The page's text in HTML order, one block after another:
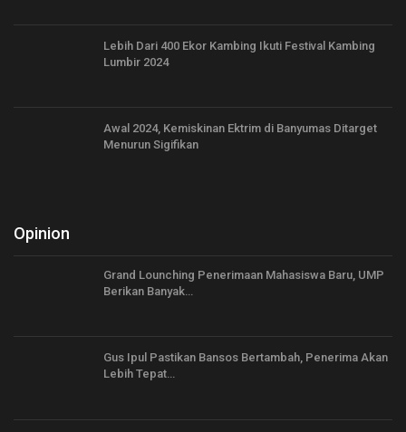
Lebih Dari 400 Ekor Kambing Ikuti Festival Kambing
Lumbir 2024
Awal 2024, Kemiskinan Ektrim di Banyumas Ditarget
Menurun Sigifikan
Opinion
Grand Lounching Penerimaan Mahasiswa Baru, UMP
Berikan Banyak…
Gus Ipul Pastikan Bansos Bertambah, Penerima Akan
Lebih Tepat…